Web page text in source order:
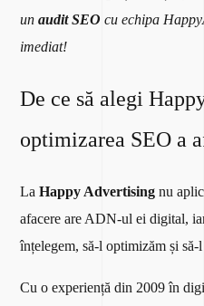
unaudit SEO cu echipa
imediat!
De ce să alegi
optimizarea SEO a
LaHappy Advertising nu
afacere are ADN-ul ei digital,
înțelegem, să-l optimizăm și
Cu o experiență din 2009 în